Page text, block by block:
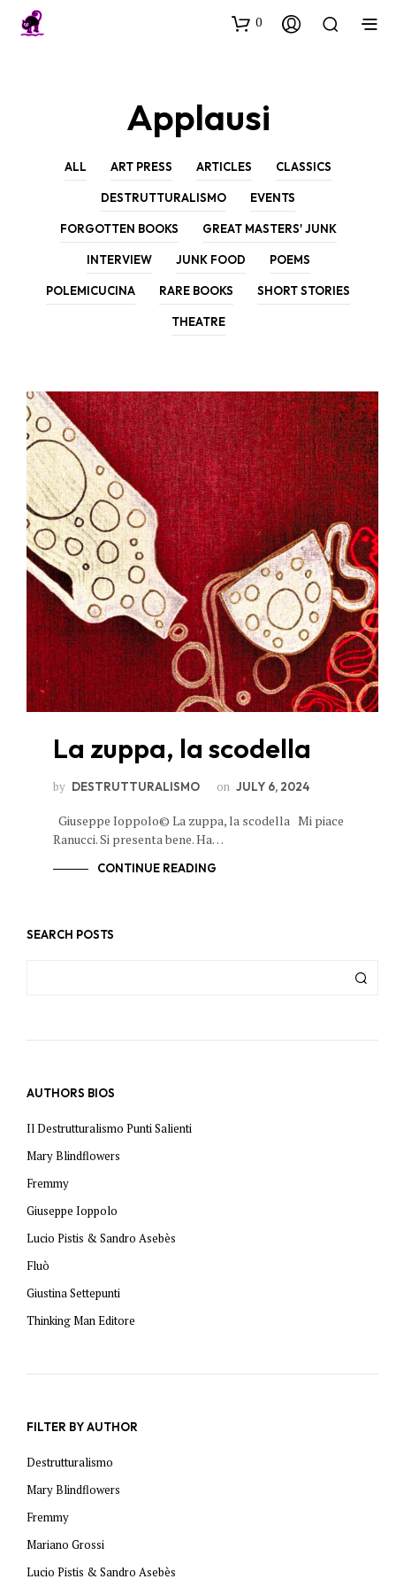
0
Applausi
ALL ART PRESS ARTICLES CLASSICS
DESTRUTTURALISMO EVENTS
FORGOTTEN BOOKS GREAT MASTERS' JUNK
INTERVIEW JUNK FOOD POEMS
POLEMICUCINA RARE BOOKS SHORT STORIES
THEATRE
La zuppa, la scodella
by DESTRUTTURALISMO on JULY 6, 2024
Giuseppe Ioppolo© La zuppa, la scodella Mi piace
Ranucci. Si presenta bene. Ha…
CONTINUE READING
SEARCH POSTS
AUTHORS BIOS
Il Destrutturalismo Punti Salienti
Mary Blindflowers
Fremmy
Giuseppe Ioppolo
Lucio Pistis & Sandro Asebès
Fluò
Giustina Settepunti
Thinking Man Editore
FILTER BY AUTHOR
Destrutturalismo
Mary Blindflowers
Fremmy
Mariano Grossi
Lucio Pistis & Sandro Asebès